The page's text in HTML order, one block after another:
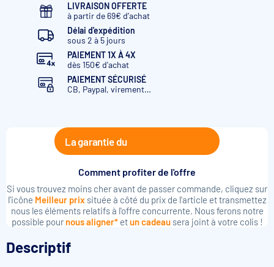
LIVRAISON OFFERTE
à partir de 69€ d’achat
Délai d'expédition
sous 2 à 5 jours
PAIEMENT 1X À 4X
dès 150€ d'achat
PAIEMENT SÉCURISÉ
CB, Paypal, virement…
La garantie du
Comment profiter de l'offre
Si vous trouvez moins cher avant de passer commande, cliquez sur
l'icône Meilleur prixsituée à côté du prix de l'article et transmettez
nous les éléments relatifs à l'offre concurrente. Nous ferons notre
possible pour nous aligner*etun cadeausera joint à votre colis !
Descriptif